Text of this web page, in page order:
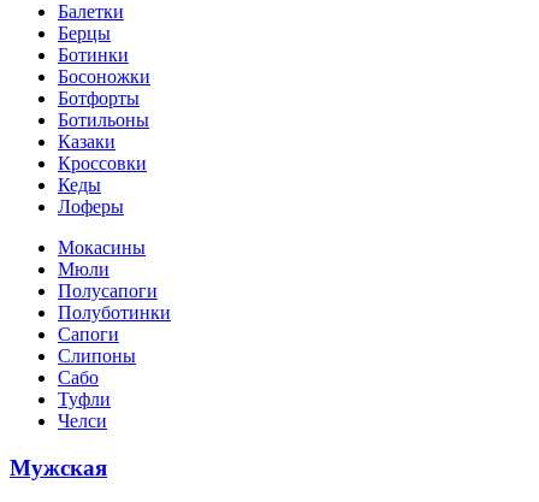
Балетки
Берцы
Ботинки
Босоножки
Ботфорты
Ботильоны
Казаки
Кроссовки
Кеды
Лоферы
Мокасины
Мюли
Полусапоги
Полуботинки
Сапоги
Слипоны
Сабо
Туфли
Челси
Мужская